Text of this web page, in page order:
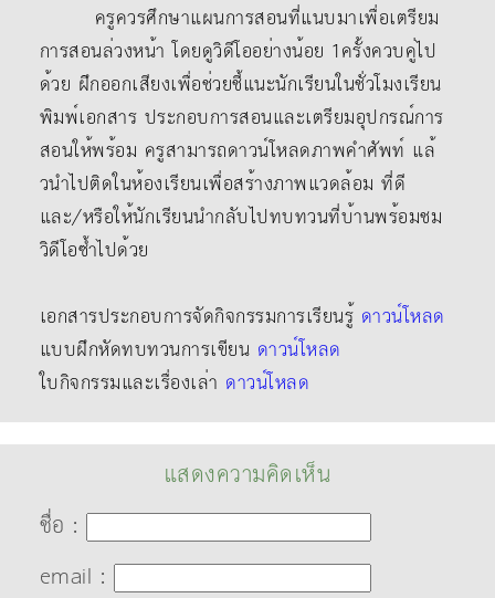
ครูควรศึกษาแผนการสอนที่แนบมาเพื่อเตรียม
การสอนล่วงหน้า โดยดูวิดีโออย่างน้อย 1ครั้งควบคู่ไป
ด้วย ฝึกออกเสียงเพื่อช่วยชี้แนะนักเรียนในชั่วโมงเรียน
พิมพ์เอกสาร ประกอบการสอนและเตรียมอุปกรณ์การ
สอนให้พร้อม ครูสามารถดาวน์โหลดภาพคําศัพท์ แล้
วนําไปติดในห้องเรียนเพื่อสร้างภาพแวดล้อม ที่ดี
และ/หรือให้นักเรียนนํากลับไปทบทวนที่บ้านพร้อมชม
วิดีโอซ้ำไปด้วย
เอกสารประกอบการจัดกิจกรรมการเรียนรู้ ดาวน์โหลด
แบบฝึกหัดทบทวนการเขียน ดาวน์โหลด
ใบกิจกรรมและเรื่องเล่า ดาวน์โหลด
แสดงความคิดเห็น
ชื่อ :
email :